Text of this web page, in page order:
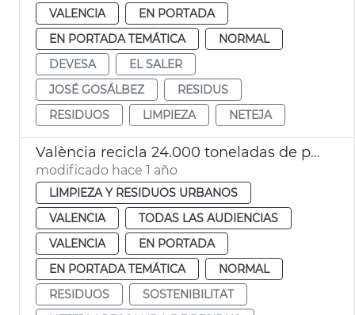
VALENCIA
EN PORTADA
EN PORTADA TEMÁTICA
NORMAL
DEVESA
EL SALER
JOSÉ GOSÁLBEZ
RESIDUS
RESIDUOS
LIMPIEZA NETEJA
València recicla 24.000 toneladas de papel y cartón al año
modificado hace 1 año
LIMPIEZA Y RESIDUOS URBANOS
VALENCIA
TODAS LAS AUDIENCIAS
VALENCIA
EN PORTADA
EN PORTADA TEMÁTICA
NORMAL
RESIDUOS
SOSTENIBILITAT